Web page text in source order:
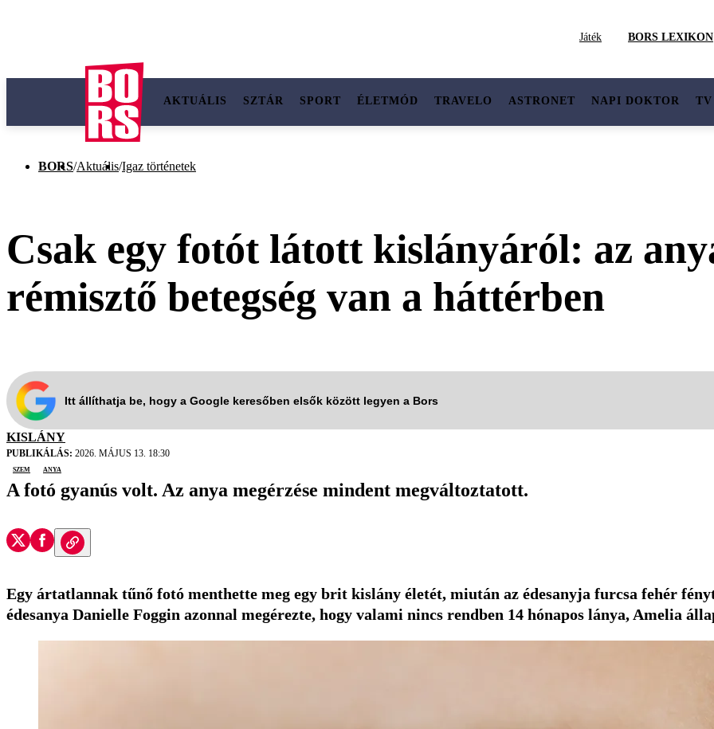
Játék BORS LEXIKON
AKTUÁLIS SZTÁR SPORT ÉLETMÓD TRAVELO ASTRONET NAPI DOKTOR TV
BORS/Aktuális/Igaz történetek
Csak egy fotót látott kislányáról: az
rémisztő betegség van a háttérben
Itt állíthatja be, hogy a Google keresőben elsők között legyen a Bors
KISLÁNY
PUBLIKÁLÁS: 2026. MÁJUS 13. 18:30
szem
anya
A fotó gyanús volt. Az anya megérzése mindent megváltoztatott.
Egy ártatlannak tűnő fotó menthette meg egy brit kislány életét, miután az édesanyja furcsa fehér fényt
édesanya Danielle Foggin azonnal megérezte, hogy valami nincs rendben 14 hónapos lánya, Amelia